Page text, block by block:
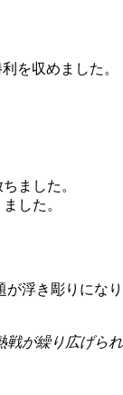
収めました。
ました。
した。
浮き彫りになり
戦が繰り広げられ